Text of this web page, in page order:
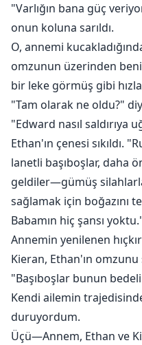
"Varlığın bana güç
onun koluna sarıldı.
O, annemi
omzunun üzerinden
bir leke görmüş gibi
"Tam olarak ne oldu?"
"Edward nasıl saldırıya
Ethan'ın çenesi sıkıldı.
lanetli başıboşlar, daha
geldiler—gümüş
sağlamak için boğazını
Babamın hiç şansı
Annemin yenilenen
Kieran, Ethan'ın omzunu
"Başıboşlar bunun
Kendi ailemin
duruyordum.
Üçü—Annem, Ethan ve